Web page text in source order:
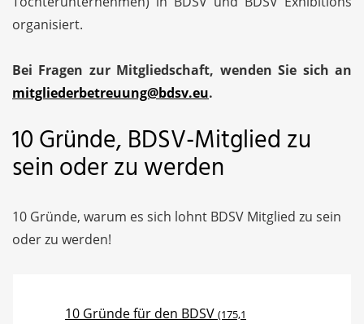
organisiert.
Bei Fragen zur Mitgliedschaft, wenden Sie sich an
mitgliederbetreuung@bdsv.eu.
10 Gründe, BDSV-Mitglied zu
sein oder zu werden
10 Gründe, warum es sich lohnt BDSV Mitglied zu sein
oder zu werden!
10 Gründe für den BDSV (175,1